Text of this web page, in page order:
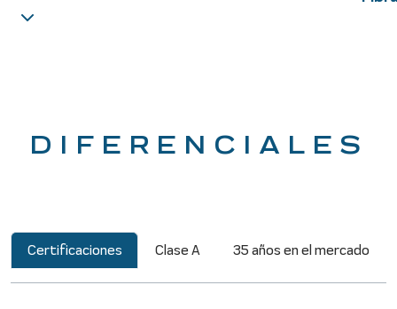
DIFERENCIALES
Certificaciones Clase A 35 años en el mercado